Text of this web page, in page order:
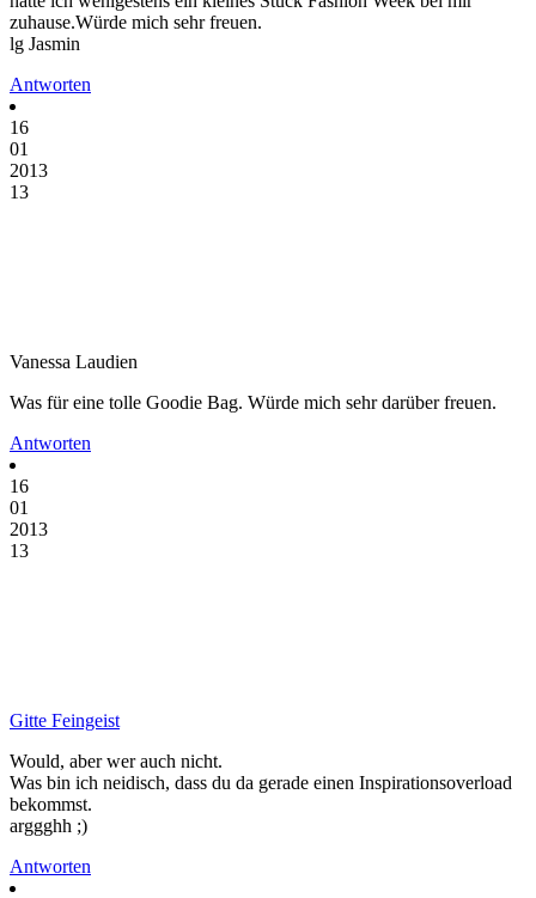
zuhause.Würde mich sehr freuen.
lg Jasmin
Antworten
16
01
2013
13
Vanessa Laudien
Was für eine tolle Goodie Bag. Würde mich sehr darüber freuen.
Antworten
16
01
2013
13
Gitte Feingeist
Would, aber wer auch nicht.
Was bin ich neidisch, dass du da gerade einen Inspirationsoverload
bekommst.
arggghh ;)
Antworten